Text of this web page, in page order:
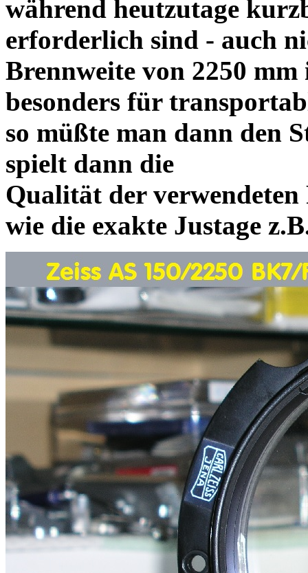
während heutzutage
erforderlich sind - auch
Brennweite von 2250 mm
besonders für
so müßte man dann den
spielt dann die
Qualität der verwendeten
wie die exakte Justage